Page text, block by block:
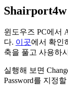
Shairport4w
윈도우즈 PC에서
다. 이곳에서 확인
축을 풀고 사용하
실행해 보면
Password를 지정